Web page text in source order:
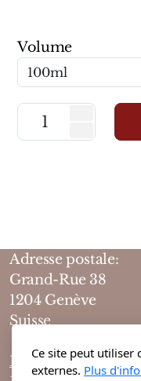
Volume
Adresse postale:
Grand-Rue 38
1204 Genève
Suisse
Horaires
Ce site peut utiliser
externes. Plus
Marques Néerlandaises
Pure Distance
Marques Anglaises
Pour Lui
Pour Elle